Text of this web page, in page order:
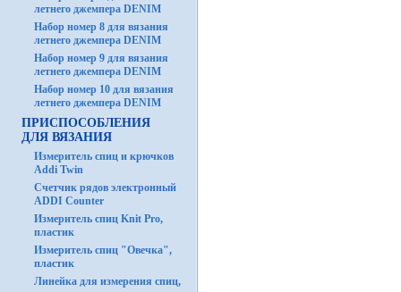
летнего джемпера DENIM
Набор номер 8 для вязания
летнего джемпера DENIM
Набор номер 9 для вязания
летнего джемпера DENIM
Набор номер 10 для вязания
летнего джемпера DENIM
ПРИСПОСОБЛЕНИЯ
ДЛЯ ВЯЗАНИЯ
Измеритель спиц и крючков
Addi Twin
Счетчик рядов электронный
ADDI Counter
Измеритель спиц Knit Pro,
пластик
Измеритель спиц "Овечка",
пластик
Линейка для измерения спиц,